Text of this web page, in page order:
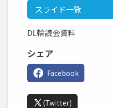
スライド一覧
DL輪読会資料
シェア
Facebook
(Twitter)